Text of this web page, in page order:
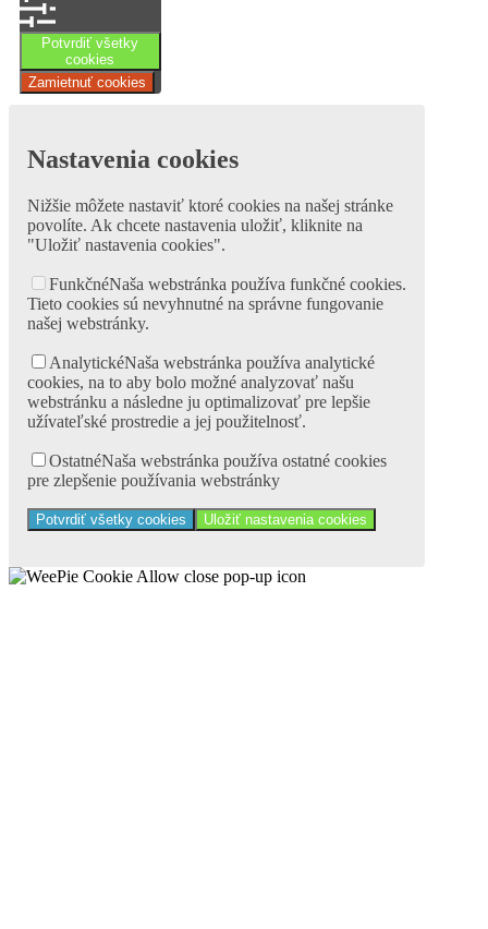
Potvrdiť všetky
cookies
Zamietnuť cookies
Nastavenia cookies
Nižšie môžete nastaviť ktoré cookies na našej stránke
povolíte. Ak chcete nastavenia uložiť, kliknite na
"Uložiť nastavenia cookies".
FunkčnéNaša webstránka používa funkčné cookies.
Tieto cookies sú nevyhnutné na správne fungovanie
našej webstránky.
AnalytickéNaša webstránka používa analytické
cookies, na to aby bolo možné analyzovať našu
webstránku a následne ju optimalizovať pre lepšie
užívateľské prostredie a jej použitelnosť.
OstatnéNaša webstránka používa ostatné cookies
pre zlepšenie používania webstránky
Potvrdiť všetky cookies Uložiť nastavenia cookies